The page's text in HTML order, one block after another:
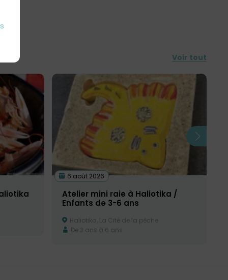
Voir tout
6 août 2026
Atelier mini raie à Haliotika /
Enfants de 3-6 ans
Haliotika, La Cité de la pêche
De 3 ans à 6 ans